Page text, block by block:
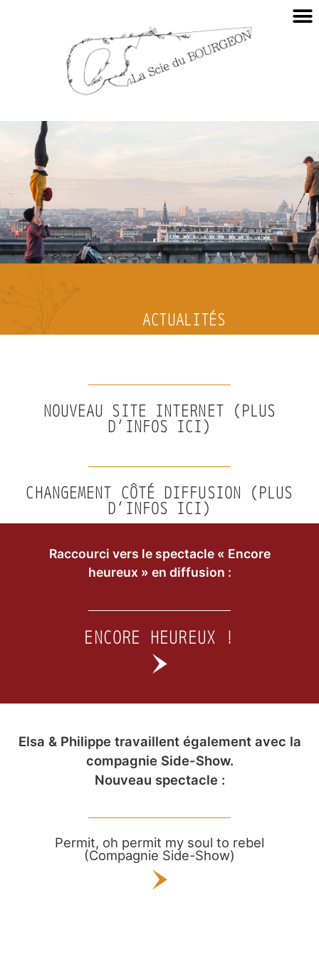
ACTUALITÉS
NOUVEAU SITE INTERNET (PLUS
D’INFOS ICI)
CHANGEMENT CÔTÉ DIFFUSION (PLUS
D’INFOS ICI)
Raccourci vers le spectacle « Encore
heureux » en diffusion :
ENCORE HEUREUX !
Elsa & Philippe travaillent également avec la
compagnie Side-Show.
Nouveau spectacle :
Permit, oh permit my soul to rebel
(Compagnie Side-Show)